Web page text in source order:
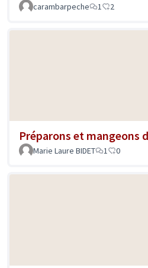
carambarpeche
1 2
Préparons et mangeons
Marie Laure BIDET
1 0